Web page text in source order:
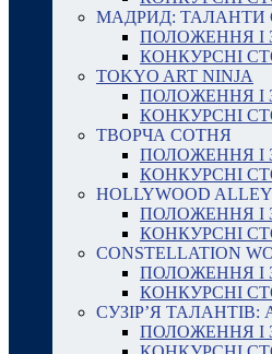
МАДРИД: ТАЛАНТИ
ПОЛОЖЕННЯ І
КОНКУРСНІ
TOKYO ART NINJA
ПОЛОЖЕННЯ І
КОНКУРСНІ
ТВОРЧА СОТНЯ
ПОЛОЖЕННЯ І
КОНКУРСНІ
HOLLYWOOD ALLEY
ПОЛОЖЕННЯ І
КОНКУРСНІ
CONSTELLATION
ПОЛОЖЕННЯ І
КОНКУРСНІ
СУЗІР’Я
ПОЛОЖЕННЯ І